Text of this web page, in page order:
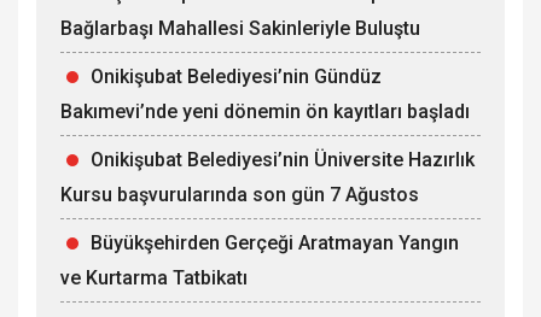
Bağlarbaşı Mahallesi Sakinleriyle Buluştu
Onikişubat Belediyesi’nin Gündüz
Bakımevi’nde yeni dönemin ön kayıtları başladı
Onikişubat Belediyesi’nin Üniversite Hazırlık
Kursu başvurularında son gün 7 Ağustos
Büyükşehirden Gerçeği Aratmayan Yangın
ve Kurtarma Tatbikatı